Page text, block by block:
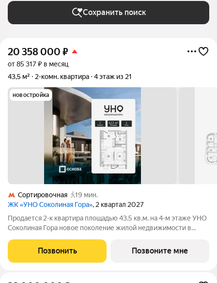
Сохранить поиск
20 358 000 ₽
от 85 317 ₽ в месяц
43,5 м²
2-комн. квартира 4 этаж из 21
новостройка
Сортировочная
19 мин.
ЖК «УНО Соколиная Гора», 2 квартал 2027
Продается 2-к квартира площадью 43.5 кв.м. на 4-м этаже УНО
Соколиная Гора новое поколение жилой недвижимости в
от Измайловского парка. Динамичная и современная
архитектура формирует доминанту
Позвонить Позвоните мне